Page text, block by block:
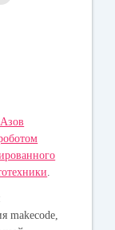
makecode,